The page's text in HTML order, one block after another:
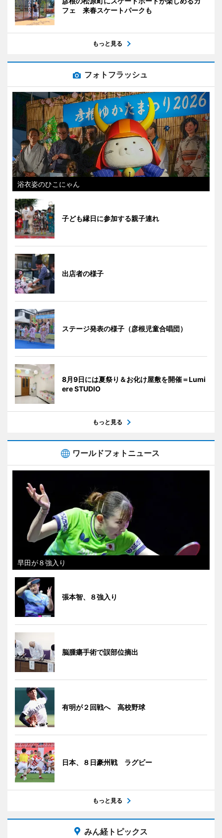
フェ 来春スケートパークも
もっと見る
フォトフラッシュ
浴衣姿のひこにゃん
子ども縁日に参加する親子連れ
出店者の様子
ステージ発表の様子（彦根児童合唱団）
8月9日には夏祭り＆お化け屋敷を開催＝Lumi
ere STUDIO
もっと見る
ワールドフォトニュース
早田が８強入り
張本智、８強入り
脳腫瘍手術で誤部位摘出
有明が２回戦へ 高校野球
日本、８日豪州戦 ラグビー
もっと見る
みん経トピックス